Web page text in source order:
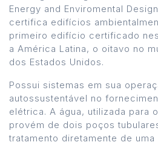
Energy and Enviromental
certifica edifícios
primeiro edifício certificado
a América Latina, o oitavo no
dos Estados Unidos.
Possui sistemas em sua
autossustentável no
elétrica. A água, utilizada para
provém de dois poços
tratamento diretamente de